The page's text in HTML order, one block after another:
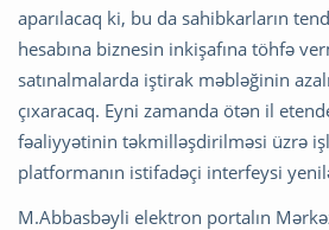
aparılacaq ki, bu da sahibkarların
hesabına biznesin inkişafına töhfə
satınalmalarda iştirak məbləğinin
çıxaracaq. Eyni zamanda ötən il
fəaliyyətinin təkmilləşdirilməsi üzrə
platformanın istifadəçi interfeysi
M.Abbasbəyli elektron portalın